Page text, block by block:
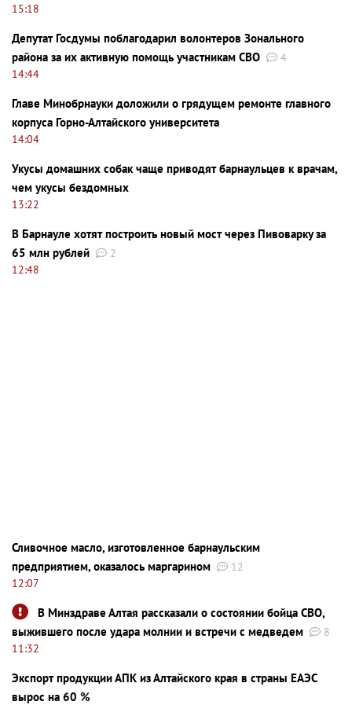
15:18
Депутат Госдумы поблагодарил волонтеров Зонального
района за их активную помощь участникам СВО
4
14:44
Главе Минобрнауки доложили о грядущем ремонте главного
корпуса Горно-Алтайского университета
14:04
Укусы домашних собак чаще приводят барнаульцев к врачам,
чем укусы бездомных
13:22
В Барнауле хотят построить новый мост через Пивоварку за
65 млн рублей
2
12:48
Сливочное масло, изготовленное барнаульским
предприятием, оказалось маргарином
12
12:07
В Минздраве Алтая рассказали о состоянии бойца СВО,
выжившего после удара молнии и встречи с медведем
8
11:32
Экспорт продукции АПК из Алтайского края в страны ЕАЭС
вырос на 60 %